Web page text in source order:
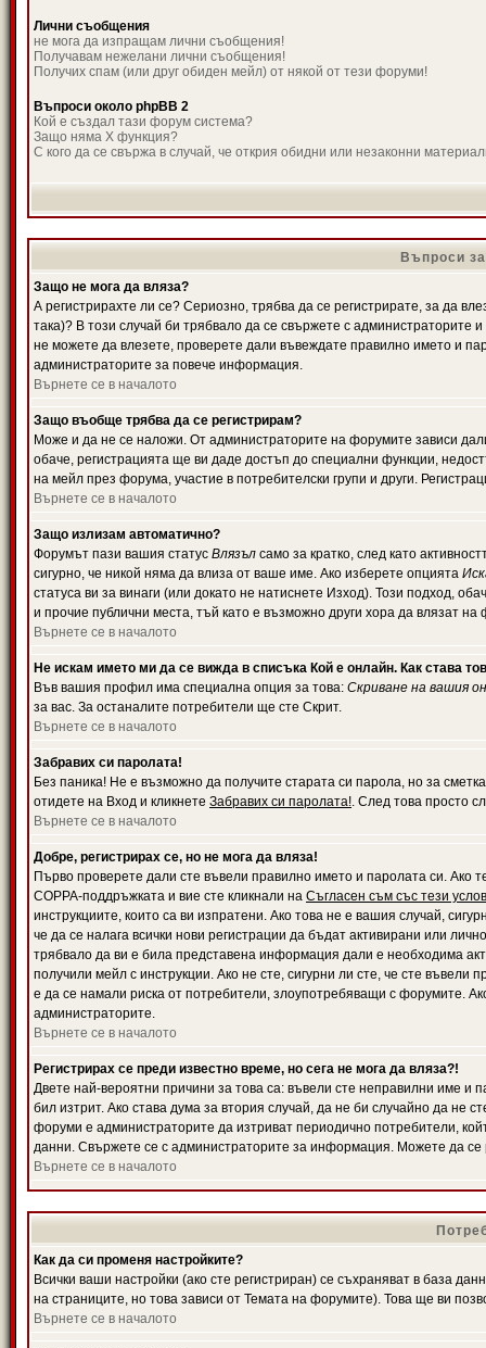
Лични съобщения
не мога да изпращам лични съобщения!
Получавам нежелани лични съобщения!
Получих спам (или друг обиден мейл) от някой от тези форуми!
Въпроси около phpBB 2
Кой е създал тази форум система?
Защо няма X функция?
С кого да се свържа в случай, че открия обидни или незаконни
Въпроси
Защо не мога да вляза?
А регистрирахте ли се? Сериозно, трябва да се регистрирате, за да
така)? В този случай би трябвало да се свържете с администраторите
не можете да влезете, проверете дали въвеждате правилно името и
администраторите за повече информация.
Върнете се в началото
Защо въобще трябва да се регистрирам?
Може и да не се наложи. От администраторите на форумите зависи
обаче, регистрацията ще ви даде достъп до специални функции,
на мейл през форума, участие в потребителски групи и други.
Върнете се в началото
Защо излизам автоматично?
Форумът пази вашия статус Влязъл само за кратко, след като
сигурно, че никой няма да влиза от ваше име. Ако изберете опцията
статуса ви за винаги (или докато не натиснете Изход). Този подход,
и прочие публични места, тъй като е възможно други хора да влязат
Върнете се в началото
Не искам името ми да се вижда в списъка Кой е онлайн. Как става
Във вашия профил има специална опция за това: Скриване на вашия
за вас. За останалите потребители ще сте Скрит.
Върнете се в началото
Забравих си паролата!
Без паника! Не е възможно да получите старата си парола, но за
отидете на Вход и кликнете Забравих си паролата!. След това просто
Върнете се в началото
Добре, регистрирах се, но не мога да вляза!
Първо проверете дали сте въвели правилно името и паролата си. Ако
COPPA-поддръжката и вие сте кликнали на Съгласен съм със тези
инструкциите, които са ви изпратени. Ако това не е вашия случай,
че да се налага всички нови регистрации да бъдат активирани или
трябвало да ви е била представена информация дали е необходима
получили мейл с инструкции. Ако не сте, сигурни ли сте, че сте
е да се намали риска от потребители, злоупотребяващи с форумите.
администраторите.
Върнете се в началото
Регистрирах се преди известно време, но сега не мога да вляза?!
Двете най-вероятни причини за това са: въвели сте неправилни име и
бил изтрит. Ако става дума за втория случай, да не би случайно да
форуми е администраторите да изтриват периодично потребители,
данни. Свържете се с администраторите за информация. Можете да се
Върнете се в началото
Как да си променя настройките?
Всички ваши настройки (ако сте регистриран) се съхраняват в база
на страниците, но това зависи от Темата на форумите). Това ще ви
Върнете се в началото